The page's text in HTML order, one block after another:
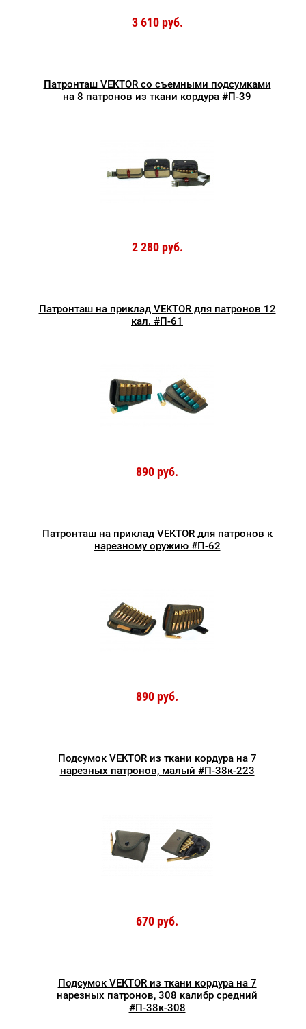
3 610 руб.
Патронташ VEKTOR со съемными подсумками
на 8 патронов из ткани кордура #П-39
2 280 руб.
Патронташ на приклад VEKTOR для патронов 12
кал. #П-61
890 руб.
Патронташ на приклад VEKTOR для патронов к
нарезному оружию #П-62
890 руб.
Подсумок VEKTOR из ткани кордура на 7
нарезных патронов, малый #П-38к-223
670 руб.
Подсумок VEKTOR из ткани кордура на 7
нарезных патронов, 308 калибр средний
#П-38к-308